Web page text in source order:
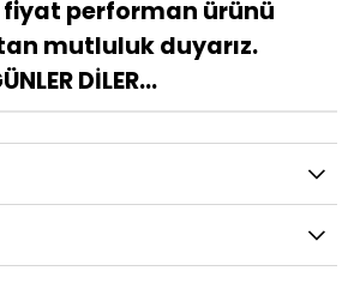
performan ürünü
mutluluk duyarız.
DİLER...